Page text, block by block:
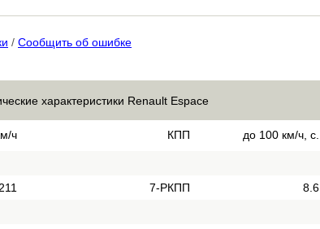
/ Сообщить об ошибке
характеристики Renault Espace
ч КПП до 100 км/ч, с.
211 7-РКПП 8.6